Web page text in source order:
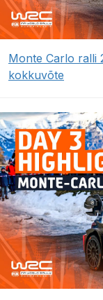
Monte Carlo ralli
kokkuvõte